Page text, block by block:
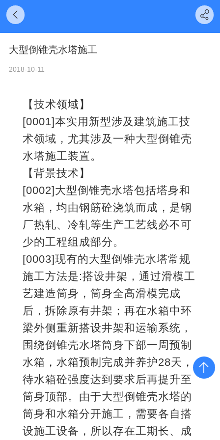
大型倒锥壳水塔施工
2018-10-11
【技术领域】
[0001]本实用新型涉及建筑施工技
术领域，尤其涉及一种大型倒锥壳
水塔施工装置。
【背景技术】
[0002]大型倒锥壳水塔包括塔身和
水箱，均由钢筋砼浇筑而成，是钢
厂热轧、冷轧等生产工艺线必不可
少的工程组成部分。
[0003]现有的大型倒锥壳水塔常规
施工方法是:搭设井架，通过滑模工
艺建造筒身，筒身全高滑模完成
后，拆除原有井架；再在水箱中环
梁外侧重新搭设井架和运输系统，
围绕倒锥壳水塔筒身下部一周预制
水箱，水箱预制完成并养护28天，
待水箱砼强度达到要求后再提升至
筒身顶部。由于大型倒锥壳水塔的
筒身和水箱分开施工，需要各自搭
设施工设备，所以存在工期长、成